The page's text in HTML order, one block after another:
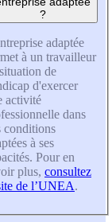
?
adaptée
à un travailleur
de
d'exercer
activité
dans
conditions
à ses
Pour en
plus, consultez
de l’UNEA.